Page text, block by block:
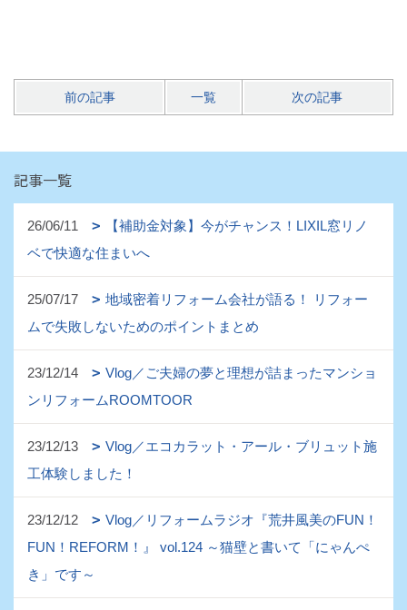
前の記事 一覧 次の記事
記事一覧
26/06/11
【補助金対象】今がチャンス！LIXIL窓リノ
ベで快適な住まいへ
25/07/17
地域密着リフォーム会社が語る！ リフォー
ムで失敗しないためのポイントまとめ
23/12/14
Vlog／ご夫婦の夢と理想が詰まったマンショ
ンリフォームROOMTOOR
23/12/13
Vlog／エコカラット・アール・ブリュット施
工体験しました！
23/12/12
Vlog／リフォームラジオ『荒井風美のFUN！
FUN！REFORM！』 vol.124 ～猫壁と書いて「にゃんぺ
き」です～